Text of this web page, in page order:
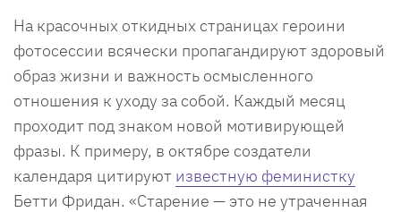
На красочных откидных страницах героини
фотосессии всячески пропагандируют здоровый
образ жизни и важность осмысленного
отношения к уходу за собой. Каждый месяц
проходит под знаком новой мотивирующей
фразы. К примеру, в октябре создатели
календаря цитируют известную феминистку
Бетти Фридан. «Старение — это не утраченная